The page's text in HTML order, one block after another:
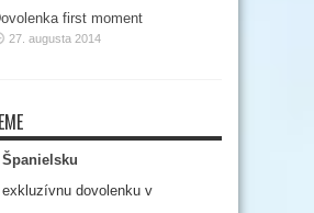
first moment
27. augusta 2014
dovolenku v